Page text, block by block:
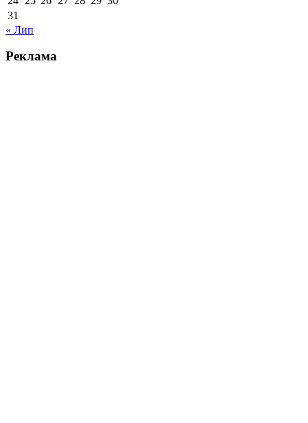
31
« Лип
Реклама